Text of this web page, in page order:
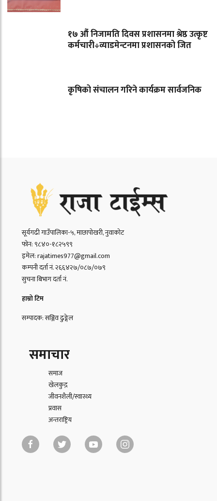
१७ औं निजामति दिवस प्रशासनमा श्रेष्ठ उत्कृष्ट
कर्मचारी÷व्याडमेन्टनमा प्रशासनको जित
कृषिको संचालन गरिने कार्यक्रम सार्वजनिक
सूर्यगढी गाउँपालिका-५, माछापोखरी, नुवाकोट
फोन: ९८४०-१८२५९९
इमेल: rajatimes977@gmail.com
कम्पनी दर्ता नं. २६६४२७/०८७/०७९
सुचना बिभाग दर्ता नं.
हाम्रो टिम
सम्पादक: सञ्जिव ढुङ्गेल
समाचार
समाज
खेलकुद़़
जीवनशैली/स्वास्थ्य
प्रवास
अन्तराष्ट्रिय